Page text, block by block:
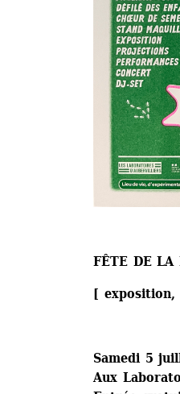
FÊTE DE
[ exposition,
Samedi 5
Aux